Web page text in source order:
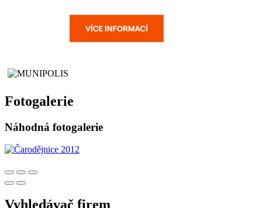
Fotogalerie
Náhodná fotogalerie
Vyhledávač firem